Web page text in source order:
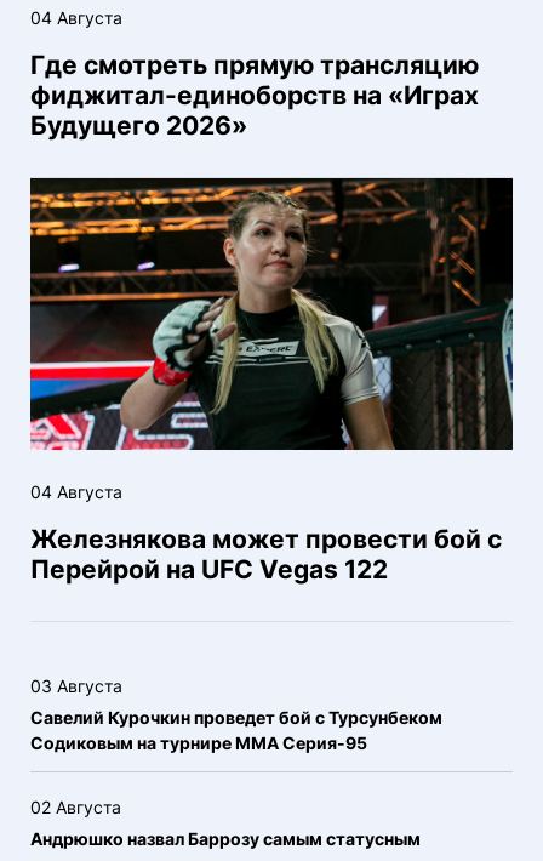
04 Августа
Где смотреть прямую трансляцию
фиджитал-единоборств на «Играх
Будущего 2026»
04 Августа
Железнякова может провести бой с
Перейрой на UFC Vegas 122
03 Августа
Савелий Курочкин проведет бой с Турсунбеком
Содиковым на турнире ММА Серия-95
02 Августа
Андрюшко назвал Баррозу самым статусным